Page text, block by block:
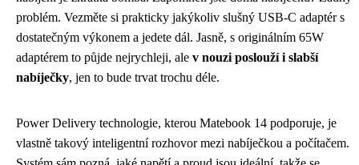
problém. Vezměte si prakticky jakýkoliv slušný USB-C adaptér s
dostatečným výkonem a jedete dál. Jasně, s originálním 65W
adaptérem to půjde nejrychleji, ale v nouzi poslouží i slabší
nabíječky, jen to bude trvat trochu déle.
Power Delivery technologie, kterou Matebook 14 podporuje, je
vlastně takový inteligentní rozhovor mezi nabíječkou a počítačem.